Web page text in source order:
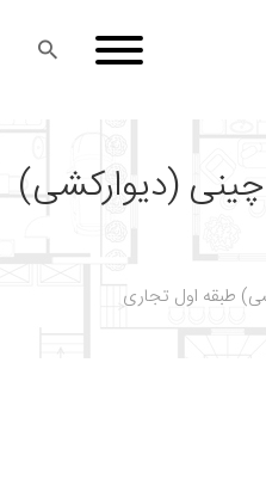
چینی (دیوارکشی)
طبقه اول تجاری